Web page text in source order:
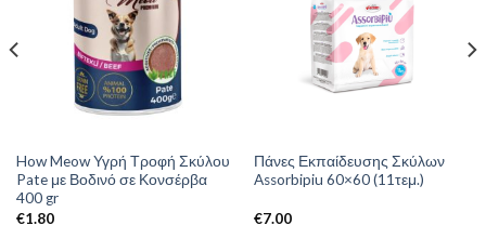
How Meow Υγρή Τροφή Σκύλου
Pate με Βοδινό σε Κονσέρβα
400 gr
€1.80
Πάνες Εκπαίδευσης Σκύλων
Assorbipiu 60×60 (11τεμ.)
€7.00